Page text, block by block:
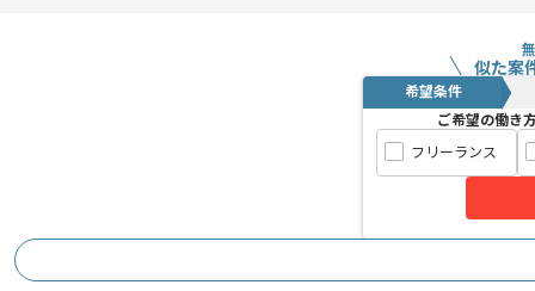
似た案
希望条件
ご希望の働き
フリーランス